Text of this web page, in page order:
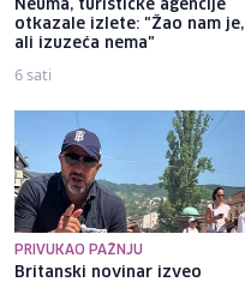
Neuma, turističke agencije
otkazale izlete: "Žao nam je,
ali izuzeća nema"
6 sati
PRIVUKAO PAŽNJU
Britanski novinar izveo